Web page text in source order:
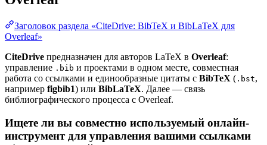
Заголовок раздела «CiteDrive: BibTeX и BibLaTeX для
Overleaf»
CiteDrive предназначен для авторов LaTeX в Overleaf:
управление .bib и проектами в одном месте, совместная
работа со ссылками и единообразные цитаты с BibTeX ( .bst,
например figbib1) или BibLaTeX. Далее — связь
библиографического процесса с Overleaf.
Ищете ли вы совместно используемый онлайн-
инструмент для управления вашими ссылками